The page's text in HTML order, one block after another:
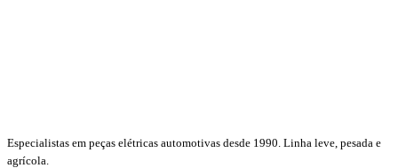
Especialistas em peças elétricas automotivas desde 1990. Linha leve, pesada e
agrícola.